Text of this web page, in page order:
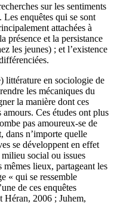
sur les sentiments
enquêtes qui se sont
attachées à
présence et la persistance
les jeunes) ; et l’existence
littérature en sociologie de
les mécaniques du
la manière dont ces
Ces études ont plus
pas amoureux-se de
dans n’importe quelle
se développent en effet
social ou issues
mêmes lieux, partageant les
« qui se ressemble
de ces enquêtes
Héran, 2006 ; Juhem,